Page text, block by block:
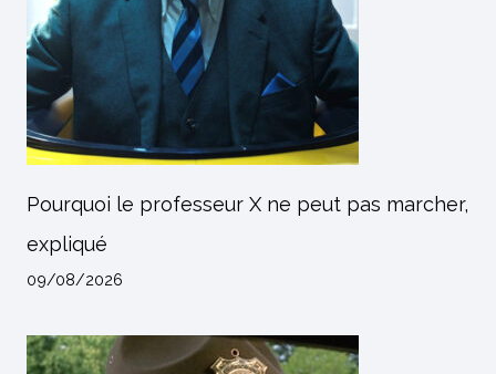
Pourquoi le professeur X ne peut pas marcher,
expliqué
09/08/2026